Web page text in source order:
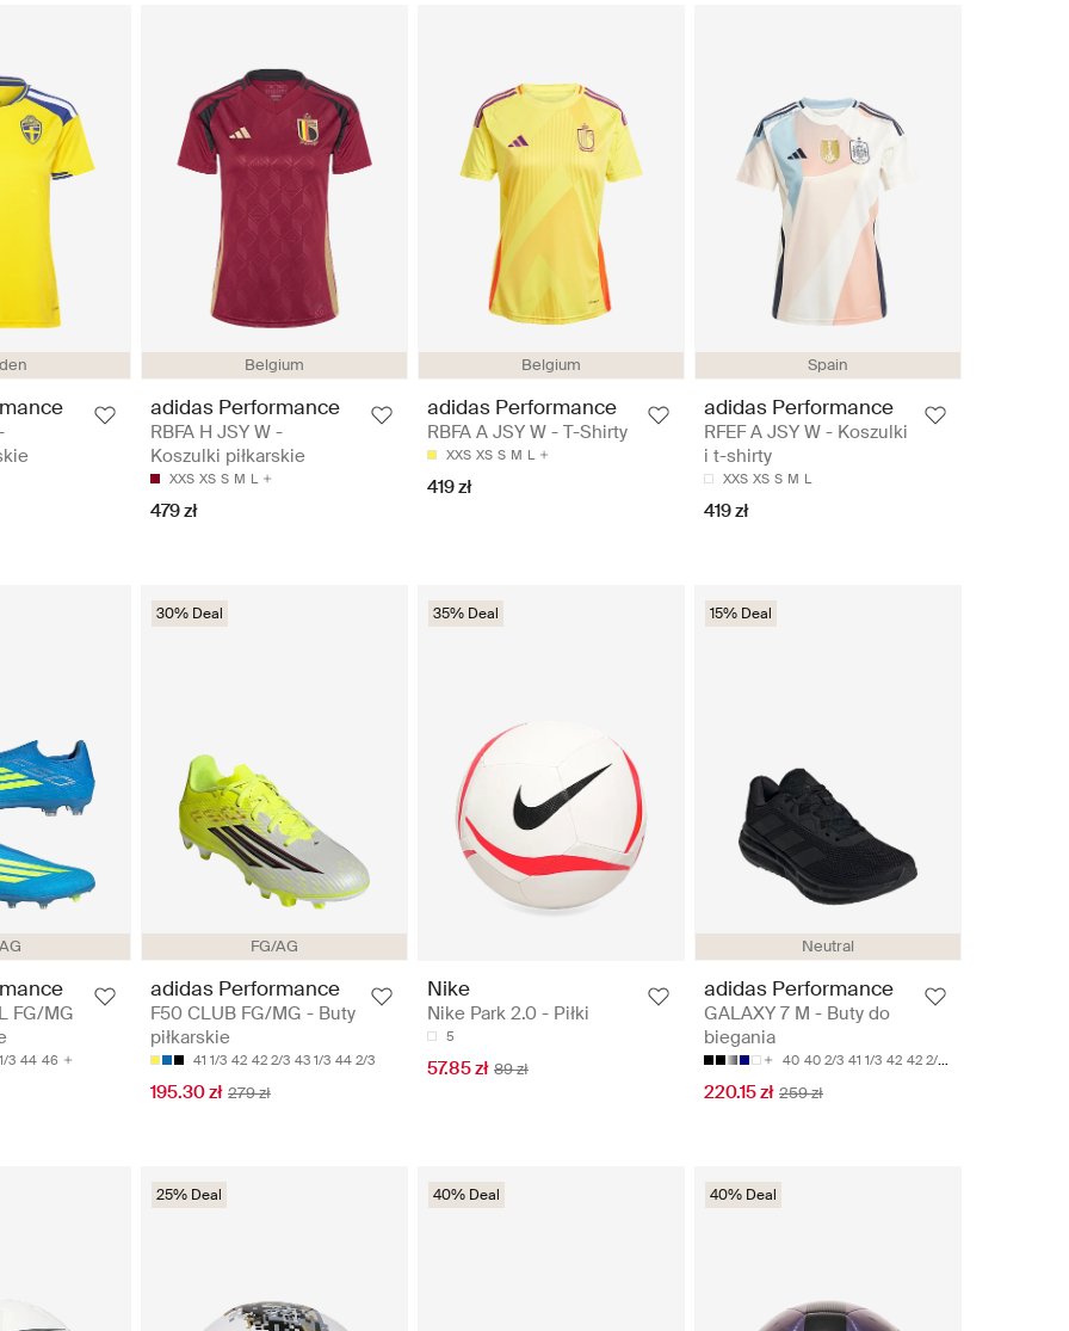
Belgium
adidas Performance
RBFA H JSY W -
Koszulki piłkarskie
XXS XS S M L
479 zł
Belgium
adidas Performance
RBFA A JSY W - T-Shirty
XXS XS S M L
419 zł
Spain
adidas Performance
RFEF A JSY W - Koszulki
i t-shirty
XXS XS S M L
419 zł
FG/MG
3 44 46
FG/AG
30% Deal
adidas Performance
F50 CLUB FG/MG - Buty
piłkarskie
41 1/3 42 42 2/3 43 1/3 44 2/3
195.30 zł 279 zł
35% Deal
Nike
Nike Park 2.0 - Piłki
5
57.85 zł 89 zł
Neutral
15% Deal
adidas Performance
GALAXY 7 M - Buty do
biegania
40 40 2/3 41 1/3 42 42 2/3
220.15 zł 259 zł
25% Deal 40% Deal 40% Deal